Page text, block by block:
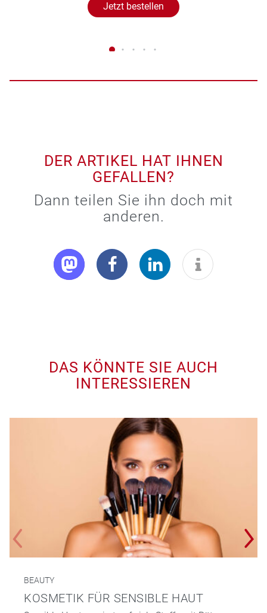
Jetzt bestellen
DER ARTIKEL HAT IHNEN
GEFALLEN?
Dann teilen Sie ihn doch mit
anderen.
DAS KÖNNTE SIE AUCH
INTERESSIEREN
BEAUTY
KOSMETIK FÜR SENSIBLE HAUT